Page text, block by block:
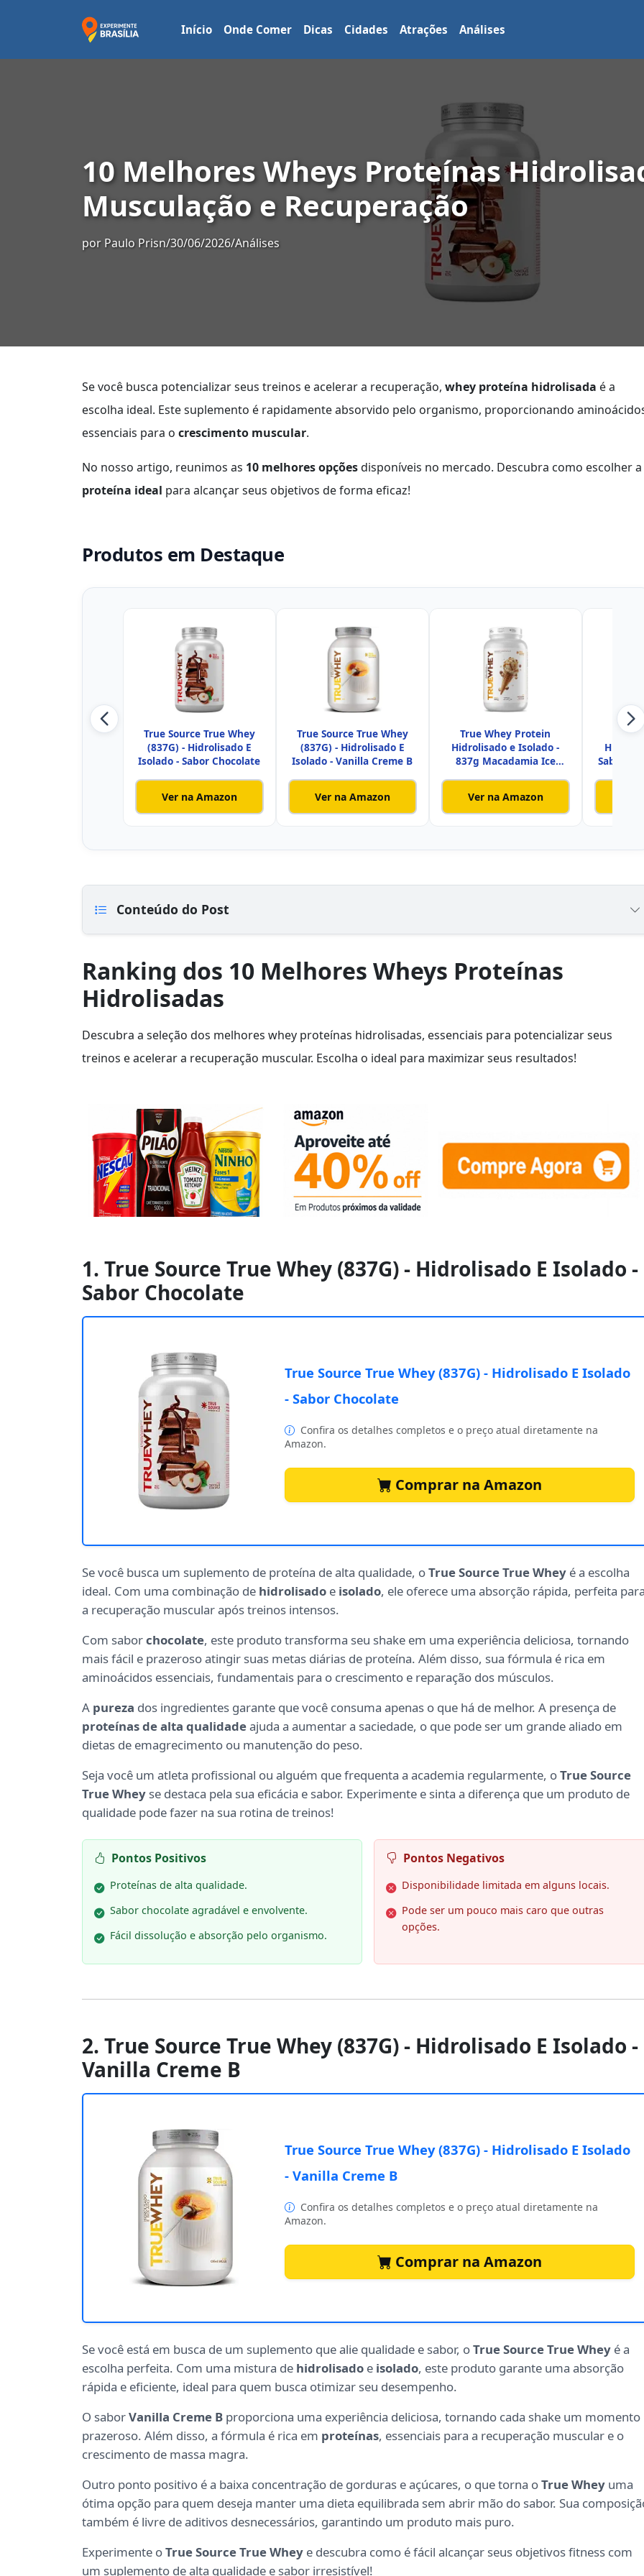
Início Onde Comer Dicas Cidades Atrações Análises
10 Melhores Wheys Proteínas
Musculação e Recuperação
por Paulo Prisn/30/06/2026/Análises
Se você busca potencializar seus treinos e acelerar a recuperação, whey proteína hidrolisada é a
escolha ideal. Este suplemento é rapidamente absorvido pelo organismo, proporcionando
essenciais para o crescimento muscular.
No nosso artigo, reunimos as 10 melhores opçõesdisponíveis no mercado. Descubra como escolher a
proteína ideal para alcançar seus objetivos de forma eficaz!
Produtos em Destaque
True Source True Whey
(837G) - Hidrolisado E
Isolado - Sabor Chocolate
Ver na Amazon
True Source True Whey
(837G) - Hidrolisado E
Isolado - Vanilla Creme B
Ver na Amazon
True Whey Protein
Hidrolisado e Isolado -
837g Macadamia Ice
Ver na Amazon
True
Sabor
Conteúdo do Post
Ranking dos 10 Melhores Wheys Proteínas
Hidrolisadas
Descubra a seleção dos melhores whey proteínas hidrolisadas, essenciais para potencializar seus
treinos e acelerar a recuperação muscular. Escolha o ideal para maximizar seus resultados!
1. True Source True Whey (837G) - Hidrolisado E Isolado -
Sabor Chocolate
True Source True Whey (837G) - Hidrolisado E Isolado
- Sabor Chocolate
Confira os detalhes completos e o preço atual diretamente na
Amazon.
Comprar na Amazon
Se você busca um suplemento de proteína de alta qualidade, oTrue Source True Whey é a escolha
ideal. Com uma combinação de hidrolisado e isolado, ele oferece uma absorção rápida, perfeita
a recuperação muscular após treinos intensos.
Com saborchocolate, este produto transforma seu shake em uma experiência deliciosa, tornando
mais fácil e prazeroso atingir suas metas diárias de proteína. Além disso, sua fórmula é rica em
aminoácidos essenciais, fundamentais para o crescimento e reparação dos músculos.
A pureza dos ingredientes garante que você consuma apenas o que há de melhor. A presença de
proteínas de alta qualidadeajuda a aumentar a saciedade, o que pode ser um grande aliado em
dietas de emagrecimento ou manutenção do peso.
Seja você um atleta profissional ou alguém que frequenta a academia regularmente, oTrue Source
True Whey se destaca pela sua eficácia e sabor. Experimente e sinta a diferença que um produto de
qualidade pode fazer na sua rotina de treinos!
Pontos Positivos
Proteínas de alta qualidade.
Sabor chocolate agradável e envolvente.
Fácil dissolução e absorção pelo organismo.
Pontos Negativos
Disponibilidade limitada em alguns locais.
Pode ser um pouco mais caro que outras
opções.
2. True Source True Whey (837G) - Hidrolisado E Isolado -
Vanilla Creme B
True Source True Whey (837G) - Hidrolisado E Isolado
- Vanilla Creme B
Confira os detalhes completos e o preço atual diretamente na
Amazon.
Comprar na Amazon
Se você está em busca de um suplemento que alie qualidade e sabor, oTrue Source True Whey é a
escolha perfeita. Com uma mistura de hidrolisado e isolado, este produto garante uma absorção
rápida e eficiente, ideal para quem busca otimizar seu desempenho.
O saborVanilla Creme B proporciona uma experiência deliciosa, tornando cada shake um momento
prazeroso. Além disso, a fórmula é rica em proteínas, essenciais para a recuperação muscular e o
crescimento de massa magra.
Outro ponto positivo é a baixa concentração de gorduras e açúcares, o que torna oTrue Whey uma
ótima opção para quem deseja manter uma dieta equilibrada sem abrir mão do sabor. Sua
também é livre de aditivos desnecessários, garantindo um produto mais puro.
Experimente oTrue Source True Whey e descubra como é fácil alcançar seus objetivos fitness com
um suplemento de alta qualidade e sabor irresistível!